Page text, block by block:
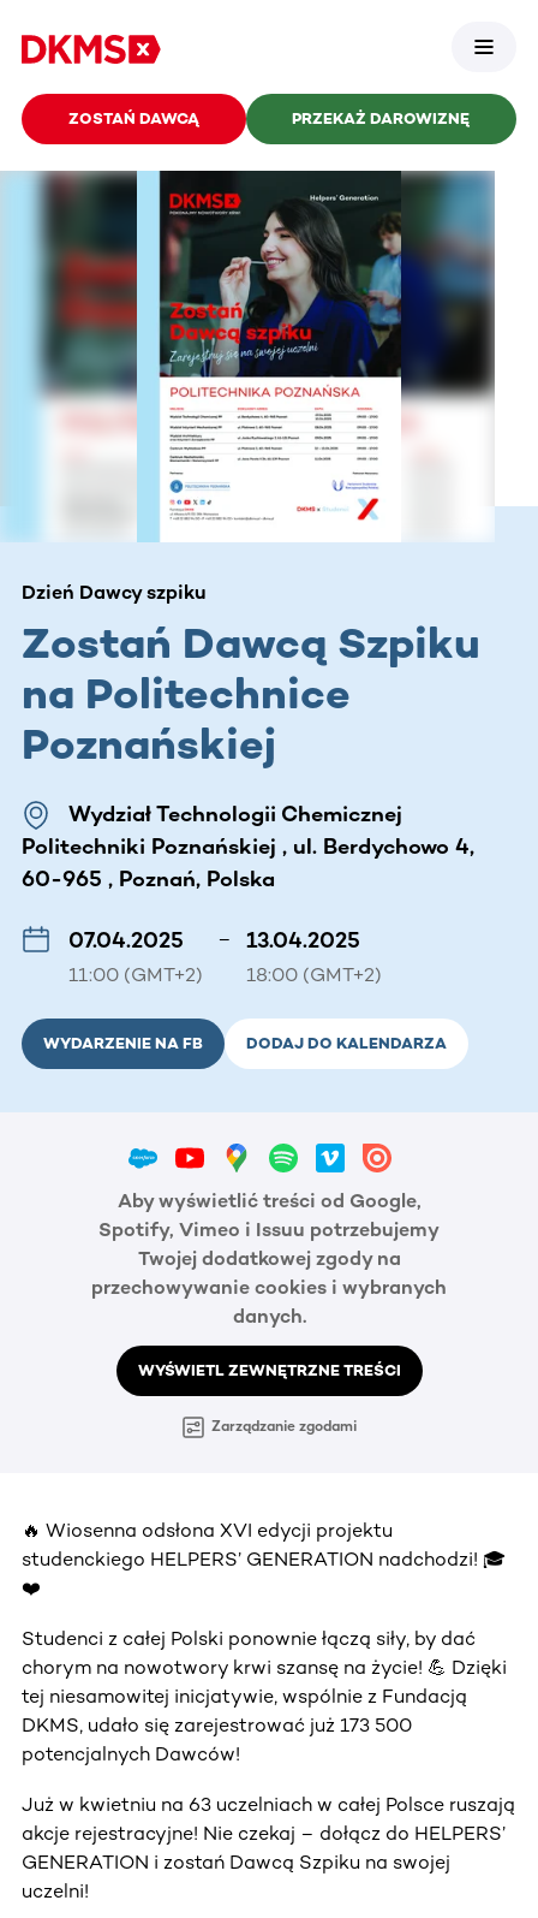
ZOSTAŃ DAWCĄ PRZEKAŻ DAROWIZNĘ
Dzień Dawcy szpiku
Zostań Dawcą Szpiku
na Politechnice
Poznańskiej
Wydział Technologii Chemicznej
Politechniki Poznańskiej , ul. Berdychowo 4,
60-965 , Poznań, Polska
07.04.2025
11:00 (GMT+2)
– 13.04.2025
18:00 (GMT+2)
WYDARZENIE NA FB DODAJ DO KALENDARZA
Aby wyświetlić treści od Google,
Spotify, Vimeo i Issuu potrzebujemy
Twojej dodatkowej zgody na
przechowywanie cookies i wybranych
danych.
WYŚWIETL ZEWNĘTRZNE TREŚCI
Zarządzanie zgodami
🔥 Wiosenna odsłona XVI edycji projektu
studenckiego HELPERS’ GENERATION nadchodzi! 🎓
❤️
Studenci z całej Polski ponownie łączą siły, by dać
chorym na nowotwory krwi szansę na życie! 💪 Dzięki
tej niesamowitej inicjatywie, wspólnie z Fundacją
DKMS, udało się zarejestrować już 173 500
potencjalnych Dawców!
Już w kwietniu na 63 uczelniach w całej Polsce ruszają
akcje rejestracyjne! Nie czekaj – dołącz do HELPERS’
GENERATION i zostań Dawcą Szpiku na swojej
uczelni!